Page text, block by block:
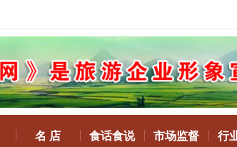
名 店 食话食说 市场监督 行